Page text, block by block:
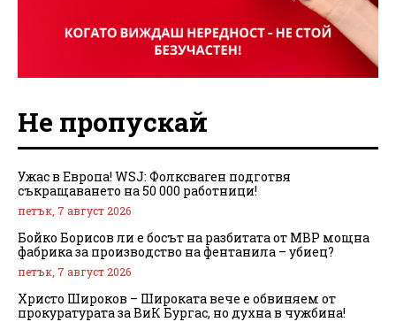
Не пропускай
Ужас в Европа! WSJ: Фолксваген подготвя
съкращаването на 50 000 работници!
петък, 7 август 2026
Бойко Борисов ли е босът на разбитата от МВР мощна
фабрика за производство на фентанила – убиец?
петък, 7 август 2026
Христо Широков – Широката вече е обвиняем от
прокуратурата за ВиК Бургас, но духна в чужбина!